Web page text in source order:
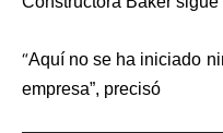
“Aquí no se ha iniciado
empresa”, precisó